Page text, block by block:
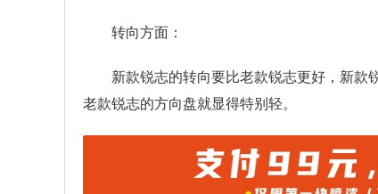
转向方面：
新款锐志的转向要比老款锐志更好，新款
老款锐志的方向盘就显得特别轻。